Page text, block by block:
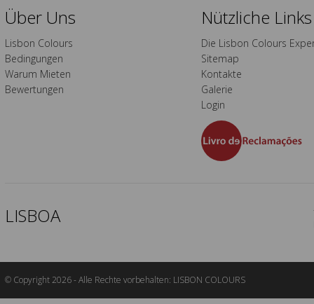
Über Uns
Lisbon Colours
Bedingungen
Warum Mieten
Bewertungen
Nützliche Links
Die Lisbon Colours
Sitemap
Kontakte
Galerie
Login
LISBOA
© Copyright 2026 - Alle Rechte vorbehalten: LISBON COLOURS